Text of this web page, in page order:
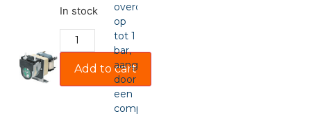
In stock
Add to cart
overdruk
op
tot 1
bar,
aangedreven
door
een
compacte